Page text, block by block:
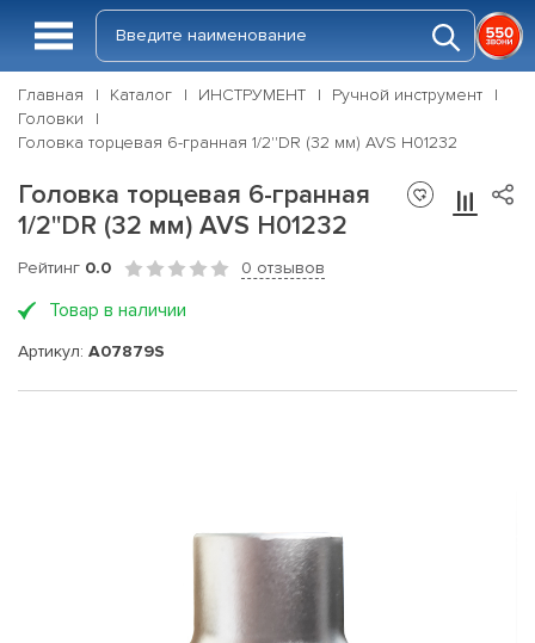
Главная Каталог ИНСТРУМЕНТ
Ручной инструмент
Головки
Головка торцевая 6-гранная 1/2''DR (32 мм) AVS H01232
Головка торцевая 6-гранная
1/2''DR (32 мм) AVS H01232
Рейтинг 0.0 0 отзывов
Товар в наличии
Артикул: A07879S